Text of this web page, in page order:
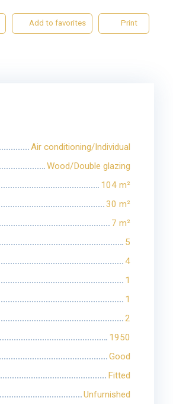
Add to favorites Print
Air conditioning/Individual
Wood/Double glazing
104 m²
30 m²
7 m²
5
4
1
1
2
1950
Good
Fitted
Unfurnished